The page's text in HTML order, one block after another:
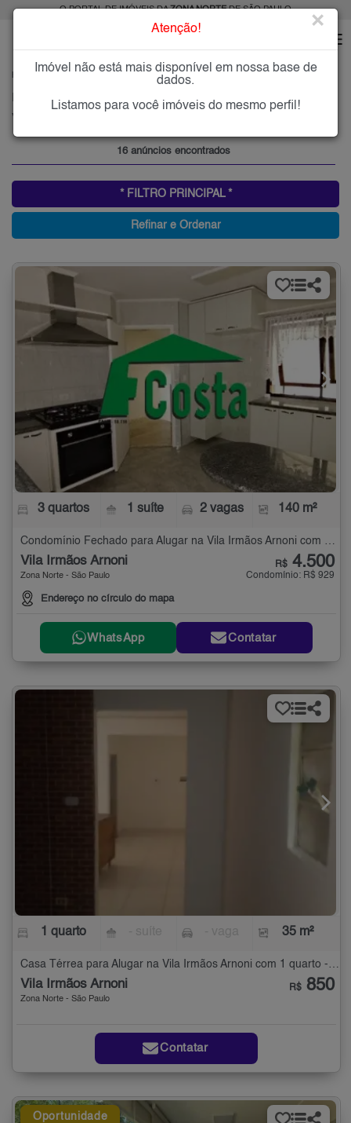
O PORTAL DE IMÓVEIS DAZONA NORTEDE SÃO PAULO
VILA IRMÃOS ARNONI
Vila Irmãos Arnoni, Zona Norte
16 anúncios encontrados
* FILTRO PRINCIPAL *
Refinar e Ordenar
3 quartos 1 suíte 2 vagas 140 m²
Condomínio Fechado para Alugar na Vila Irmãos Arnoni com 3 quartos - 140 m²
Vila Irmãos Arnoni
Zona Norte - São Paulo
Endereço no círculo do mapa
R$ 4.500
Condomínio: R$ 929
WhatsApp Contatar
1 quarto 35 m²
Casa Térrea para Alugar na Vila Irmãos Arnoni com 1 quarto - 35 m²
Vila Irmãos Arnoni
Zona Norte - São Paulo
R$ 850
Contatar
Oportunidade
Atenção! ×
Imóvel não está mais disponível em nossa base de
dados.
Listamos para você imóveis do mesmo perfil!